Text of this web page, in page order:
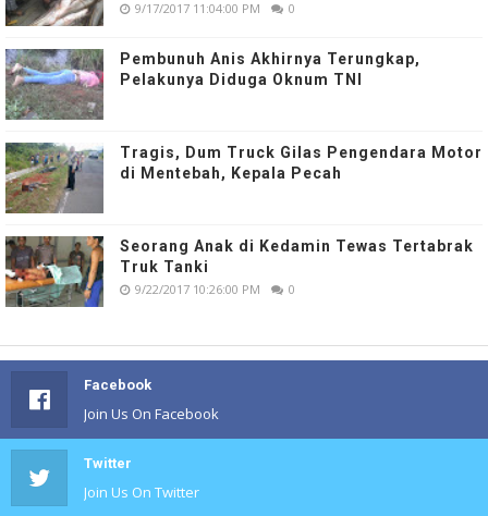
9/17/2017 11:04:00 PM 0
Pembunuh Anis Akhirnya Terungkap,
Pelakunya Diduga Oknum TNI
Tragis, Dum Truck Gilas Pengendara Motor
di Mentebah, Kepala Pecah
Seorang Anak di Kedamin Tewas Tertabrak
Truk Tanki
9/22/2017 10:26:00 PM 0
Facebook
Join Us On Facebook
Twitter
Join Us On Twitter